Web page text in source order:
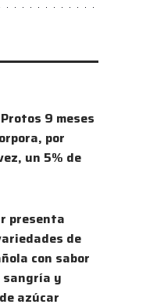
9 meses
por
un 5% de
presenta
de
con sabor
y
azúcar